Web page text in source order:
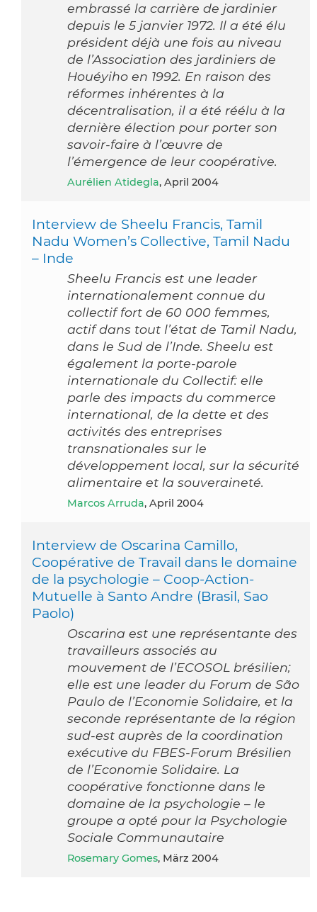
embrassé la carrière de jardinier
depuis le 5 janvier 1972. Il a été élu
président déjà une fois au niveau
de l’Association des jardiniers de
Houéyiho en 1992. En raison des
réformes inhérentes à la
décentralisation, il a été réélu à la
dernière élection pour porter son
savoir-faire à l’œuvre de
l’émergence de leur coopérative.
Aurélien Atidegla, April 2004
Interview de Sheelu Francis, Tamil
Nadu Women’s Collective, Tamil Nadu
– Inde
Sheelu Francis est une leader
internationalement connue du
collectif fort de 60 000 femmes,
actif dans tout l’état de Tamil Nadu,
dans le Sud de l’Inde. Sheelu est
également la porte-parole
internationale du Collectif: elle
parle des impacts du commerce
international, de la dette et des
activités des entreprises
transnationales sur le
développement local, sur la sécurité
alimentaire et la souveraineté.
Marcos Arruda, April 2004
Interview de Oscarina Camillo,
Coopérative de Travail dans le domaine
de la psychologie – Coop-Action-
Mutuelle à Santo Andre (Brasil, Sao
Paolo)
Oscarina est une représentante des
travailleurs associés au
mouvement de l’ECOSOL brésilien;
elle est une leader du Forum de São
Paulo de l’Economie Solidaire, et la
seconde représentante de la région
sud-est auprès de la coordination
exécutive du FBES-Forum Brésilien
de l’Economie Solidaire. La
coopérative fonctionne dans le
domaine de la psychologie – le
groupe a opté pour la Psychologie
Sociale Communautaire
Rosemary Gomes, März 2004